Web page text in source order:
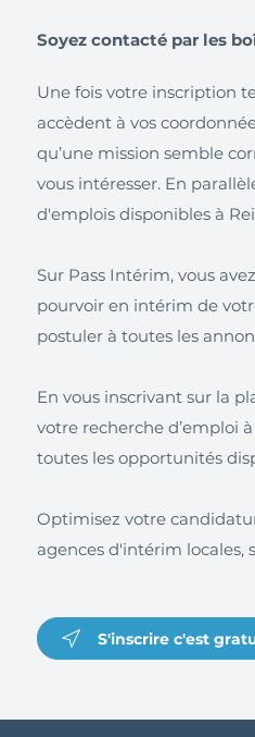
Soyez contacté par les
Une fois votre inscription
accèdent à vos
qu’une mission semble
vous intéresser. En
d'emplois disponibles à
Sur Pass Intérim, vous
pourvoir en intérim de
postuler à toutes les
En vous inscrivant sur la
votre recherche d’emploi
toutes les opportunités
Optimisez votre
agences d'intérim locales,
S'inscrire c'est